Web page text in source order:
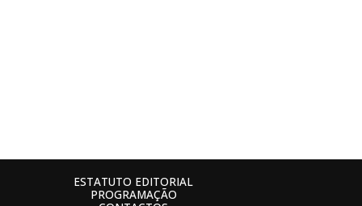
ESTATUTO EDITORIAL
PROGRAMAÇÃO